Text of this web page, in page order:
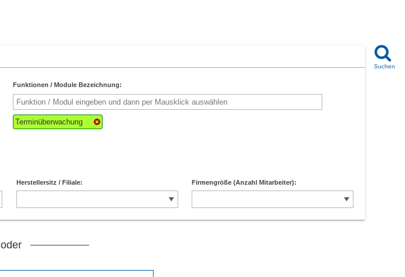
Funktionen / Module Bezeichnung:
Terminüberwachung
Herstellersitz / Filiale: Firmengröße (Anzahl Mitarbeiter):
oder